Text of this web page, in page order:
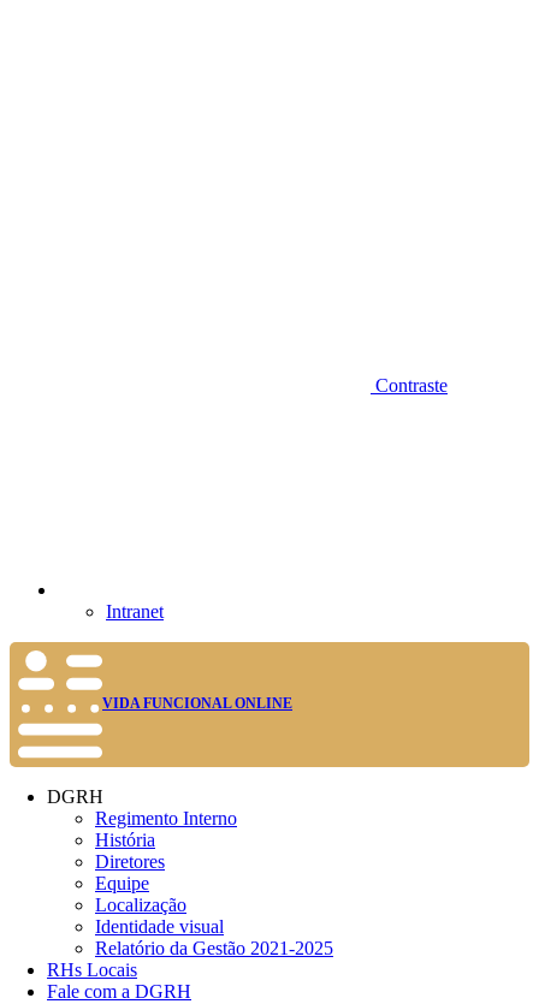
Contraste
Intranet
VIDA FUNCIONAL ONLINE
DGRH
Regimento Interno
História
Diretores
Equipe
Localização
Identidade visual
Relatório da Gestão 2021-2025
RHs Locais
Fale com a DGRH